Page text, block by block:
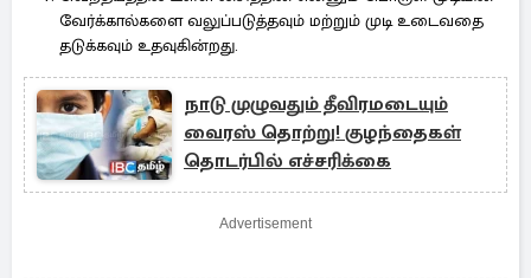
வேர்க்கால்களை வலுப்படுத்தவும் மற்றும் முடி உடைவதை
தடுக்கவும் உதவுகின்றது.
நாடு முழுவதும் தீவிரமடையும்
வைரஸ் தொற்று! குழந்தைகள்
தொடர்பில் எச்சரிக்கை
Advertisement